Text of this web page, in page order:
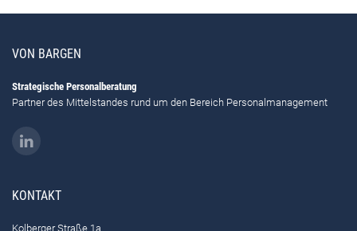
VON BARGEN
Strategische Personalberatung
Partner des Mittelstandes rund um den Bereich Personalmanagement
KONTAKT
Kolberger Straße 1a